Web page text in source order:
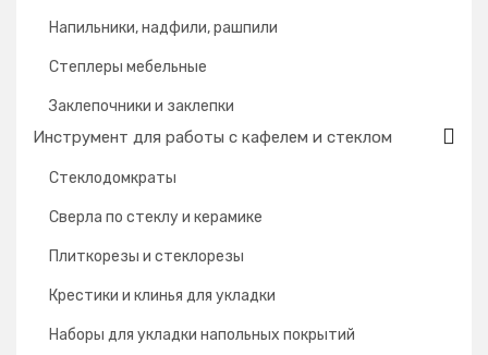
Напильники, надфили, рашпили
Степлеры мебельные
Заклепочники и заклепки
Инструмент для работы с кафелем и стеклом
Стеклодомкраты
Сверла по стеклу и керамике
Плиткорезы и стеклорезы
Крестики и клинья для укладки
Наборы для укладки напольных покрытий